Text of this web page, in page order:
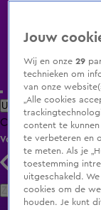
Uitzending Gemist
ClipsFilmsRadio
Volg KIJK
Zoeken
Jouw
Wij en onze29
technieken om
van onze
„Alle cookies
content te
te verbeteren en
te meten. Als je
toestemming
uitgeschakeld.
cookies om de
houden. Je kunt